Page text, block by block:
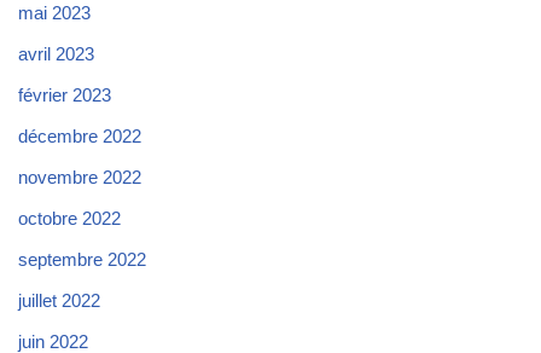
mai 2023
avril 2023
février 2023
décembre 2022
novembre 2022
octobre 2022
septembre 2022
juillet 2022
juin 2022